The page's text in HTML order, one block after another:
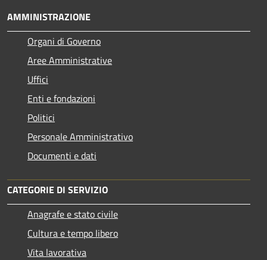
AMMINISTRAZIONE
Organi di Governo
Aree Amministrative
Uffici
Enti e fondazioni
Politici
Personale Amministrativo
Documenti e dati
CATEGORIE DI SERVIZIO
Anagrafe e stato civile
Cultura e tempo libero
Vita lavorativa